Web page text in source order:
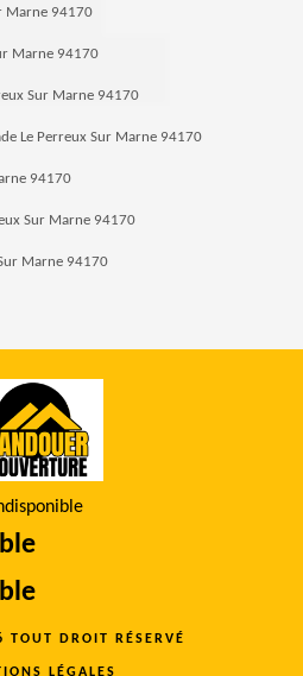
Marne 94170
Marne 94170
Sur Marne 94170
Le Perreux Sur Marne 94170
94170
Sur Marne 94170
Marne 94170
DROIT RÉSERVÉ
LÉGALES